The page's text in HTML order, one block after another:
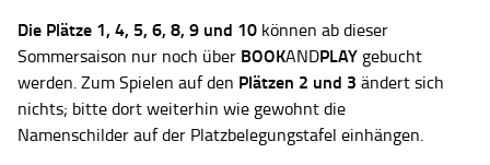
Die Plätze 1, 4, 5, 6, 8, 9 und 10 können ab dieser
Sommersaison nur noch über BOOKANDPLAY gebucht
werden. Zum Spielen auf den Plätzen 2 und 3 ändert sich
nichts; bitte dort weiterhin wie gewohnt die
Namenschilder auf der Platzbelegungstafel einhängen.